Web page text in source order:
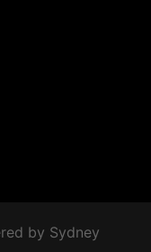
by Sydney